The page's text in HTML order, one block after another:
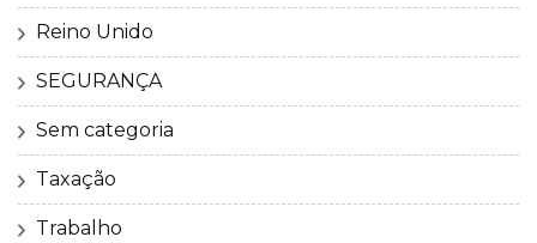
Reino Unido
SEGURANÇA
Sem categoria
Taxação
Trabalho